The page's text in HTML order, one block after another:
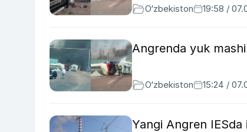
O‘zbekiston 19:58 /
Angrenda yuk
O‘zbekiston 15:24 /
Yangi Angren